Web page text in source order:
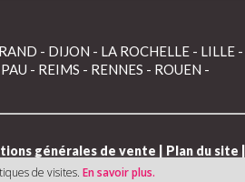
- DIJON - LA ROCHELLE - LILLE -
PAU - REIMS - RENNES - ROUEN -
générales de vente Plan du site
de visites. En savoir plus.